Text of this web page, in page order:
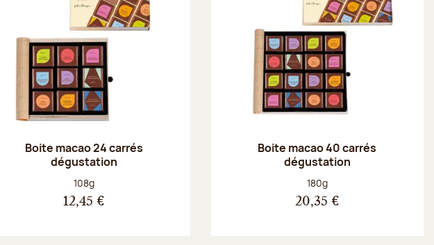
Boite macao 24 carrés
dégustation
Poids net :
108g
12,45 €
Boite macao 40 carrés
dégustation
Poids net :
180g
20,35 €